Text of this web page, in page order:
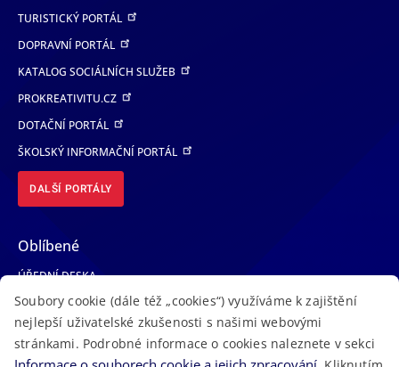
TURISTICKÝ PORTÁL
DOPRAVNÍ PORTÁL
KATALOG SOCIÁLNÍCH SLUŽEB
PROKREATIVITU.CZ
DOTAČNÍ PORTÁL
ŠKOLSKÝ INFORMAČNÍ PORTÁL
DALŠÍ PORTÁLY
Oblíbené
ÚŘEDNÍ DESKA
TELEFONNÍ SEZNAM
LÉKAŘSKÁ POHOTOVOST
VOLNÁ MÍSTA
Soubory cookie (dále též „cookies“) využíváme k zajištění
nejlepší uživatelské zkušenosti s našimi webovými
stránkami. Podrobné informace o cookies naleznete v sekci